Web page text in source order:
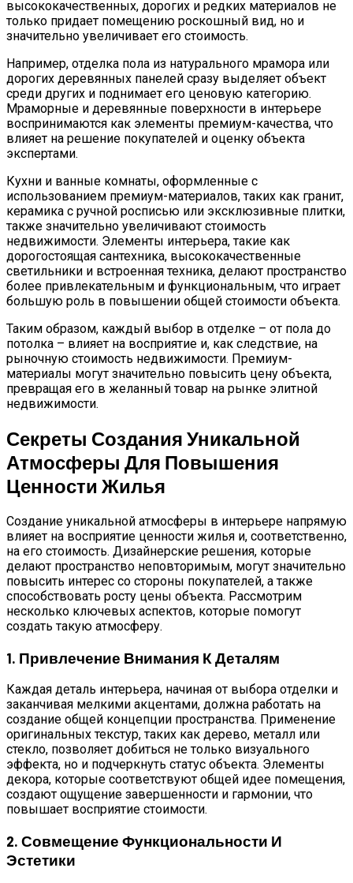
высококачественных, дорогих и редких материалов не
только придает помещению роскошный вид, но и
значительно увеличивает его стоимость.
Например, отделка пола из натурального мрамора или
дорогих деревянных панелей сразу выделяет объект
среди других и поднимает его ценовую категорию.
Мраморные и деревянные поверхности в интерьере
воспринимаются как элементы премиум-качества, что
влияет на решение покупателей и оценку объекта
экспертами.
Кухни и ванные комнаты, оформленные с
использованием премиум-материалов, таких как гранит,
керамика с ручной росписью или эксклюзивные плитки,
также значительно увеличивают стоимость
недвижимости. Элементы интерьера, такие как
дорогостоящая сантехника, высококачественные
светильники и встроенная техника, делают пространство
более привлекательным и функциональным, что играет
большую роль в повышении общей стоимости объекта.
Таким образом, каждый выбор в отделке – от пола до
потолка – влияет на восприятие и, как следствие, на
рыночную стоимость недвижимости. Премиум-
материалы могут значительно повысить цену объекта,
превращая его в желанный товар на рынке элитной
недвижимости.
Секреты Создания Уникальной
Атмосферы Для Повышения
Ценности Жилья
Создание уникальной атмосферы в интерьере напрямую
влияет на восприятие ценности жилья и, соответственно,
на его стоимость. Дизайнерские решения, которые
делают пространство неповторимым, могут значительно
повысить интерес со стороны покупателей, а также
способствовать росту цены объекта. Рассмотрим
несколько ключевых аспектов, которые помогут
создать такую атмосферу.
1. Привлечение Внимания К Деталям
Каждая деталь интерьера, начиная от выбора отделки и
заканчивая мелкими акцентами, должна работать на
создание общей концепции пространства. Применение
оригинальных текстур, таких как дерево, металл или
стекло, позволяет добиться не только визуального
эффекта, но и подчеркнуть статус объекта. Элементы
декора, которые соответствуют общей идее помещения,
создают ощущение завершенности и гармонии, что
повышает восприятие стоимости.
2. Совмещение Функциональности И
Эстетики